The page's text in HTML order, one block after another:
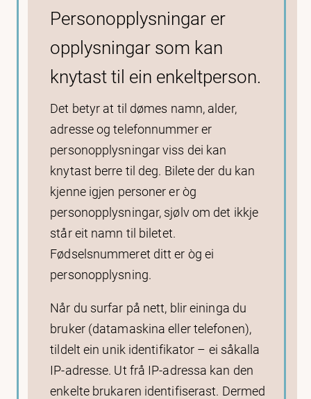
Personopplysningar er
opplysningar som kan
knytast til ein enkeltperson.
Det betyr at til dømes namn, alder,
adresse og telefonnummer er
personopplysningar viss dei kan
knytast berre til deg. Bilete der du kan
kjenne igjen personer er òg
personopplysningar, sjølv om det ikkje
står eit namn til biletet.
Fødselsnummeret ditt er òg ei
personopplysning.
Når du surfar på nett, blir eininga du
bruker (datamaskina eller telefonen),
tildelt ein unik identifikator – ei såkalla
IP-adresse. Ut frå IP-adressa kan den
enkelte brukaren identifiserast. Dermed